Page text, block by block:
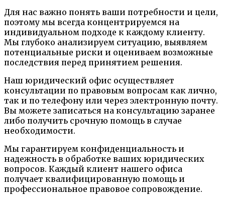
Для нас важно понять ваши потребности и цели,
поэтому мы всегда концентрируемся на
индивидуальном подходе к каждому клиенту.
Мы глубоко анализируем ситуацию, выявляем
потенциальные риски и оцениваем возможные
последствия перед принятием решения.
Наш юридический офис осуществляет
консультации по правовым вопросам как лично,
так и по телефону или через электронную почту.
Вы можете записаться на консультацию заранее
либо получить срочную помощь в случае
необходимости.
Мы гарантируем конфиденциальность и
надежность в обработке ваших юридических
вопросов. Каждый клиент нашего офиса
получает квалифицированную помощь и
профессиональное правовое сопровождение.